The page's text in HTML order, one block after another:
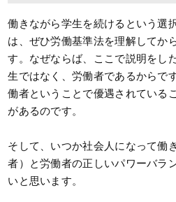
働きながら学生を続けるという選
は、ぜひ労働基準法を理解してか
す。なぜならば、ここで説明をし
生ではなく、労働者であるからで
働者ということで優遇されている
があるのです。
そして、いつか社会人になって働
者）と労働者の正しいパワーバラ
いと思います。